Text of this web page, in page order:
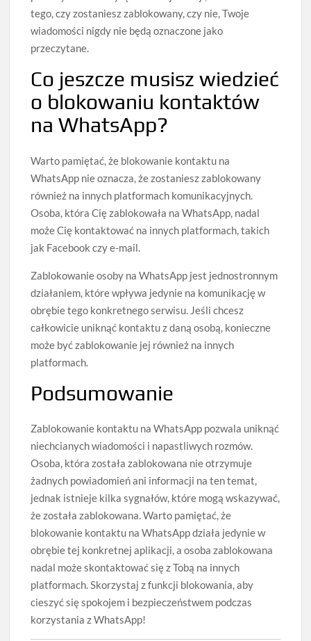
tego, czy zostaniesz zablokowany, czy nie, Twoje
wiadomości nigdy nie będą oznaczone jako
przeczytane.
Co jeszcze musisz wiedzieć
o blokowaniu kontaktów
na WhatsApp?
Warto pamiętać, że blokowanie kontaktu na
WhatsApp nie oznacza, że zostaniesz zablokowany
również na innych platformach komunikacyjnych.
Osoba, która Cię zablokowała na WhatsApp, nadal
może Cię kontaktować na innych platformach, takich
jak Facebook czy e-mail.
Zablokowanie osoby na WhatsApp jest jednostronnym
działaniem, które wpływa jedynie na komunikację w
obrębie tego konkretnego serwisu. Jeśli chcesz
całkowicie uniknąć kontaktu z daną osobą, konieczne
może być zablokowanie jej również na innych
platformach.
Podsumowanie
Zablokowanie kontaktu na WhatsApp pozwala uniknąć
niechcianych wiadomości i napastliwych rozmów.
Osoba, która została zablokowana nie otrzymuje
żadnych powiadomień ani informacji na ten temat,
jednak istnieje kilka sygnałów, które mogą wskazywać,
że została zablokowana. Warto pamiętać, że
blokowanie kontaktu na WhatsApp działa jedynie w
obrębie tej konkretnej aplikacji, a osoba zablokowana
nadal może skontaktować się z Tobą na innych
platformach. Skorzystaj z funkcji blokowania, aby
cieszyć się spokojem i bezpieczeństwem podczas
korzystania z WhatsApp!